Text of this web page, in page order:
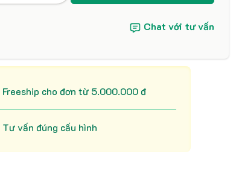
Chat với tư vấn
Freeship cho đơn từ 5.000.000 đ
Tư vấn đúng cấu hình